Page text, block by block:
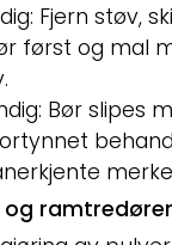
Fjern støv,
først og mal
Bør slipes
og